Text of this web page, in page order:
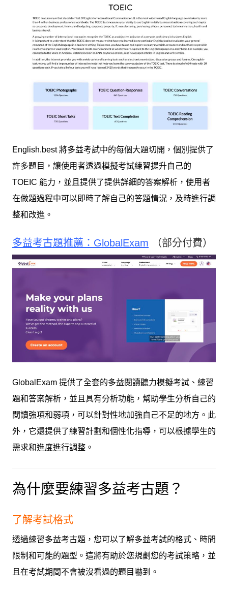
English.best 將多益考試中的每個大題切開，個別提供了
許多題目，讓使用者透過模擬考試練習提升自己的
TOEIC 能力，並且提供了提供詳細的答案解析，使用者
在做題過程中可以即時了解自己的答題情況，及時進行調
整和改進。
多益考古題推薦：GlobalExam （部分付費）
GlobalExam 提供了全套的多益閱讀聽力模擬考試、練習
題和答案解析，並且具有分析功能，幫助學生分析自己的
閱讀強項和弱項，可以針對性地加強自己不足的地方。此
外，它還提供了練習計劃和個性化指導，可以根據學生的
需求和進度進行調整。
為什麼要練習多益考古題？
了解考試格式
透過練習多益考古題，您可以了解多益考試的格式、時間
限制和可能的題型。這將有助於您規劃您的考試策略，並
且在考試期間不會被沒看過的題目嚇到。